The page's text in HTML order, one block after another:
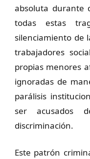
absoluta durante
todas estas
silenciamiento de
trabajadores
propias menores
ignoradas de
parálisis
ser acusados
discriminación.
Este patrón